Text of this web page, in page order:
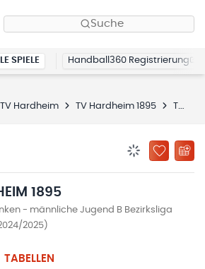
Suche
SPIELE Handball360 Registrierung
TV Hardheim TV Hardheim 1895 Tabellen
ZU
1895
- männliche Jugend B Bezirksliga
2025)
TABELLEN